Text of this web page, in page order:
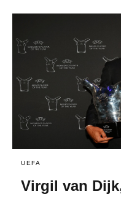
UEFA
Virgil van